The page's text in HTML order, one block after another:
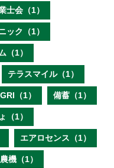
士会（1）
ック（1）
（1）
テラスマイル（1）
（1） 備蓄（1）
（1）
エアロセンス（1）
機（1）